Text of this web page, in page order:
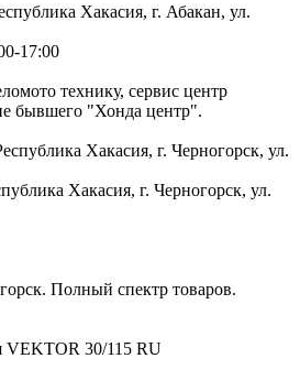
Хакасия, г. Абакан, ул.
17:00
технику, сервис центр
бывшего "Хонда центр".
Хакасия, г. Черногорск, ул.
Полный спектр товаров.
VEKTOR 30/115 RU